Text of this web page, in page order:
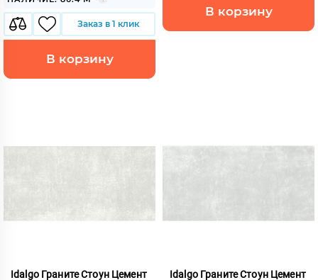
Заказ в 1 клик
В корзину
В корзину
Idalgo Граните Стоун Цемент Idalgo Граните Стоун Цемент